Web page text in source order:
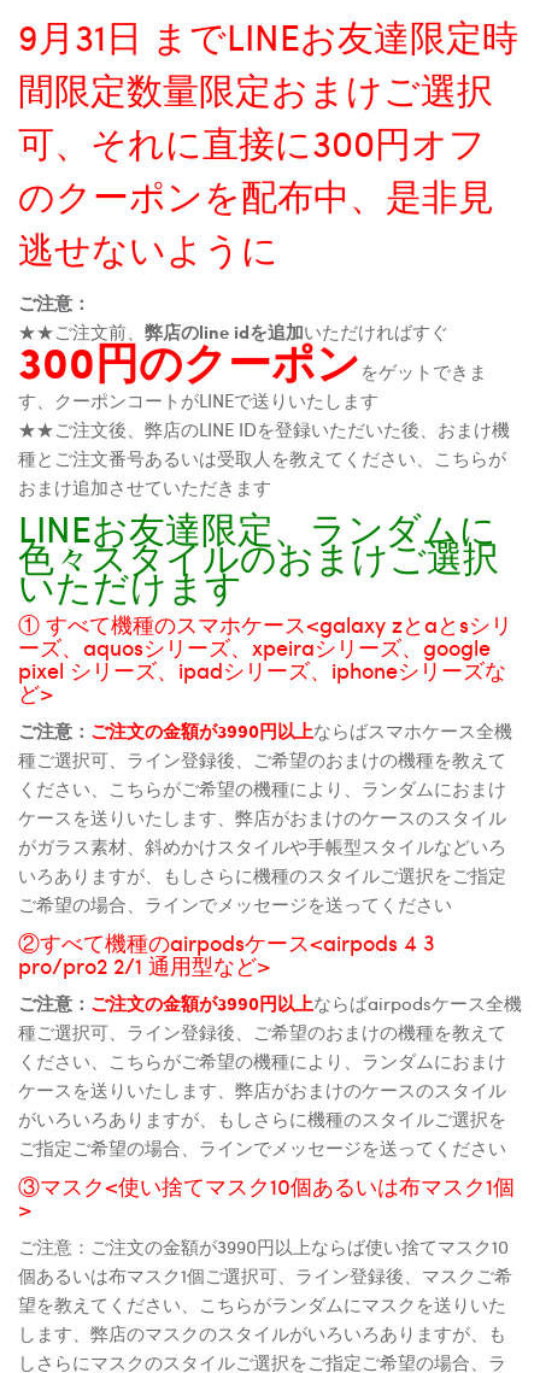
9月31日 までLINEお友達限定時
間限定数量限定おまけご選択
可、それに直接に300円オフ
のクーポンを配布中、是非見
逃せないように
ご注意：
★★ご注文前、 弊店のline idを追加いただければすぐ
300円のクーポンをゲットできま
す、クーポンコートがLINEで送りいたします
★★ご注文後、弊店のLINE IDを登録いただいた後、おまけ機
種とご注文番号あるいは受取人を教えてください、こちらが
おまけ追加させていただきます
LINEお友達限定、ランダムに
色々スタイルのおまけご選択
いただけます
① すべて機種のスマホケース<galaxy zとaとsシリ
ーズ、aquosシリーズ、xpeiraシリーズ、google
pixel シリーズ、ipadシリーズ、iphoneシリーズな
ど>
ご注意： ご注文の金額が3990円以上ならばスマホケース全機
種ご選択可、ライン登録後、ご希望のおまけの機種を教えて
ください、こちらがご希望の機種により、ランダムにおまけ
ケースを送りいたします、弊店がおまけのケースのスタイル
がガラス素材、斜めかけスタイルや手帳型スタイルなどいろ
いろありますが、もしさらに機種のスタイルご選択をご指定
ご希望の場合、ラインでメッセージを送ってください
②すべて機種のairpodsケース<airpods 4 3
pro/pro2 2/1 通用型など>
ご注意： ご注文の金額が3990円以上ならばairpodsケース全機
種ご選択可、ライン登録後、ご希望のおまけの機種を教えて
ください、こちらがご希望の機種により、ランダムにおまけ
ケースを送りいたします、弊店がおまけのケースのスタイル
がいろいろありますが、もしさらに機種のスタイルご選択を
ご指定ご希望の場合、ラインでメッセージを送ってください
③マスク<使い捨てマスク10個あるいは布マスク1個
>
ご注意：ご注文の金額が3990円以上ならば使い捨てマスク10
個あるいは布マスク1個ご選択可、ライン登録後、マスクご希
望を教えてください、こちらがランダムにマスクを送りいた
します、弊店のマスクのスタイルがいろいろありますが、も
しさらにマスクのスタイルご選択をご指定ご希望の場合、ラ